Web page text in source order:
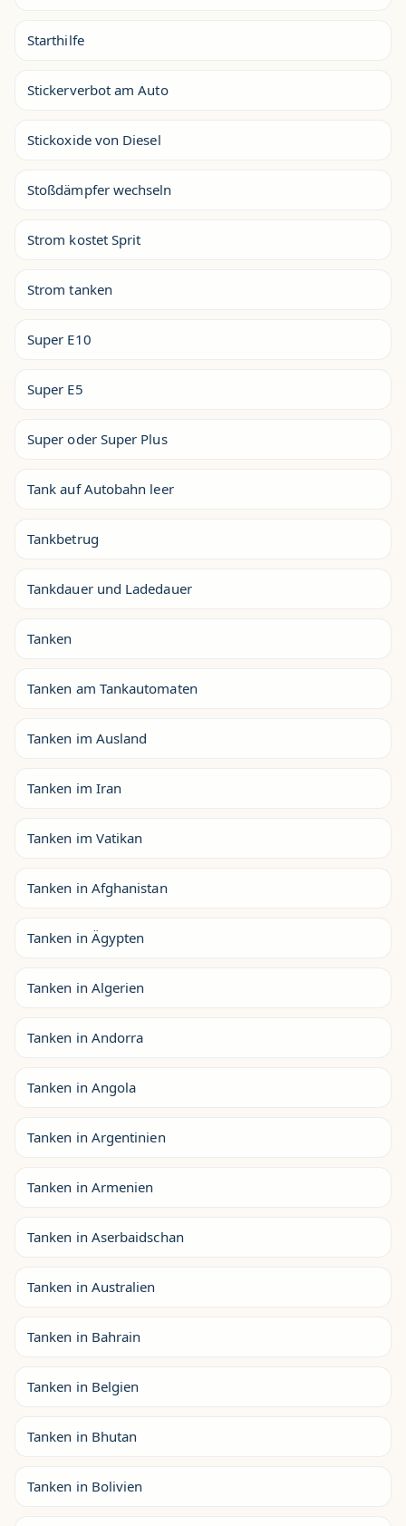
Starthilfe
Stickerverbot am Auto
Stickoxide von Diesel
Stoßdämpfer wechseln
Strom kostet Sprit
Strom tanken
Super E10
Super E5
Super oder Super Plus
Tank auf Autobahn leer
Tankbetrug
Tankdauer und Ladedauer
Tanken
Tanken am Tankautomaten
Tanken im Ausland
Tanken im Iran
Tanken im Vatikan
Tanken in Afghanistan
Tanken in Ägypten
Tanken in Algerien
Tanken in Andorra
Tanken in Angola
Tanken in Argentinien
Tanken in Armenien
Tanken in Aserbaidschan
Tanken in Australien
Tanken in Bahrain
Tanken in Belgien
Tanken in Bhutan
Tanken in Bolivien